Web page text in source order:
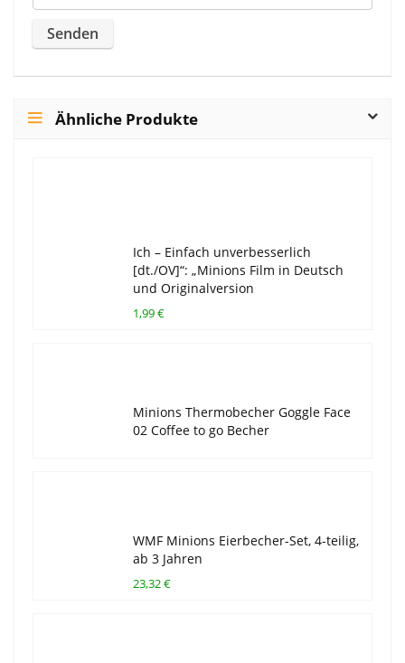
Ähnliche Produkte
Ich – Einfach unverbesserlich
[dt./OV]“: „Minions Film in Deutsch
und Originalversion
1,99 €
Minions Thermobecher Goggle Face
02 Coffee to go Becher
WMF Minions Eierbecher-Set, 4-teilig,
ab 3 Jahren
23,32 €